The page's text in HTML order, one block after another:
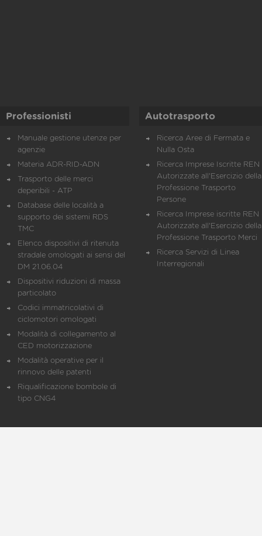
Professionisti
Manuale gestione utenze per
agenzie
Materia ADR-RID-ADN
Trasporto delle merci
deperibili - ATP
Database delle località a
supporto dei sistemi RDS
TMC
Elenco dispositivi di ritenuta
stradale omologati ai sensi del
DM 21.06.04
Dispositivi riduzioni di massa
particolato
Codici immatricolativi di
ciclomotori omologati
Modalità di collegamento al
CED motorizzazione
Modalità operative per il
rinnovo delle patenti
Riqualificazione bombole di
tipo CNG4
Autotrasporto
Ricerca Aree di Fermata e
Nulla Osta
Ricerca Imprese Iscritte REN
Autorizzate all'Esercizio della
Professione Trasporto
Persone
Ricerca Imprese iscritte REN
Autorizzate all'Esercizio della
Professione Trasporto Merci
Ricerca Servizi di Linea
Interregionali